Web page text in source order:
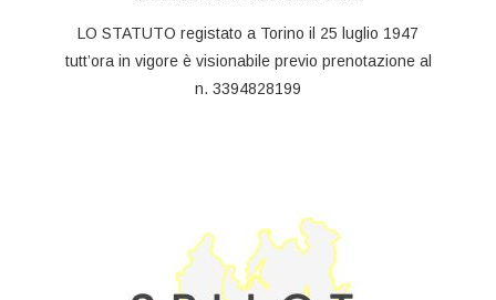
LO STATUTO registato a Torino il 25 luglio 1947
tutt’ora in vigore è visionabile previo prenotazione al
n. 3394828199